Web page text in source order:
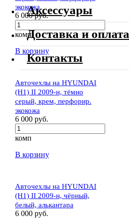
экокожа
6 000 руб.
комп
В корзину
Авточехлы на HYUNDAI
(H1) II 2009-н, тёмно
серый, крем, перфорир.
экокожа
6 000 руб.
комп
В корзину
Авточехлы на HYUNDAI
(H1) II 2009-н, чёрный,
белый, алькантара
6 000 руб.
Аксессуары
Доставка и оплата
Контакты